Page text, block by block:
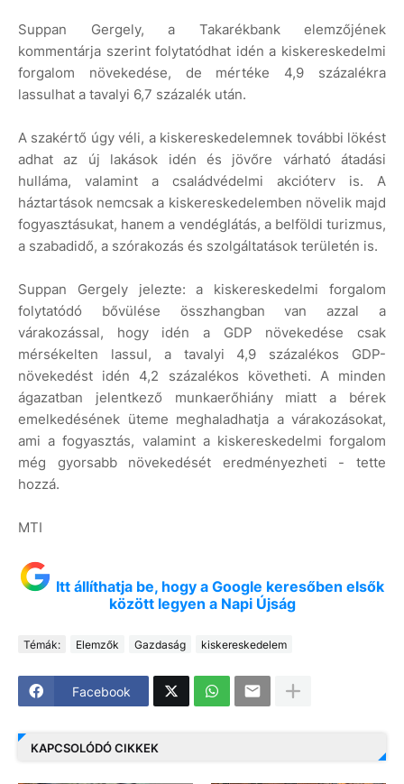
Suppan Gergely, a Takarékbank elemzőjének
kommentárja szerint folytatódhat idén a kiskereskedelmi
forgalom növekedése, de mértéke 4,9 százalékra
lassulhat a tavalyi 6,7 százalék után.
A szakértő úgy véli, a kiskereskedelemnek további lökést
adhat az új lakások idén és jövőre várható átadási
hulláma, valamint a családvédelmi akcióterv is. A
háztartások nemcsak a kiskereskedelemben növelik majd
fogyasztásukat, hanem a vendéglátás, a belföldi turizmus,
a szabadidő, a szórakozás és szolgáltatások területén is.
Suppan Gergely jelezte: a kiskereskedelmi forgalom
folytatódó bővülése összhangban van azzal a
várakozással, hogy idén a GDP növekedése csak
mérsékelten lassul, a tavalyi 4,9 százalékos GDP-
növekedést idén 4,2 százalékos követheti. A minden
ágazatban jelentkező munkaerőhiány miatt a bérek
emelkedésének üteme meghaladhatja a várakozásokat,
ami a fogyasztás, valamint a kiskereskedelmi forgalom
még gyorsabb növekedését eredményezheti - tette
hozzá.
MTI
Itt állíthatja be, hogy a Google keresőben elsők
között legyen a Napi Újság
Témák: Elemzők Gazdaság kiskereskedelem
Facebook
KAPCSOLÓDÓ CIKKEK